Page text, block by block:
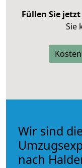
Füllen Sie
Sie
Wir sind
nach